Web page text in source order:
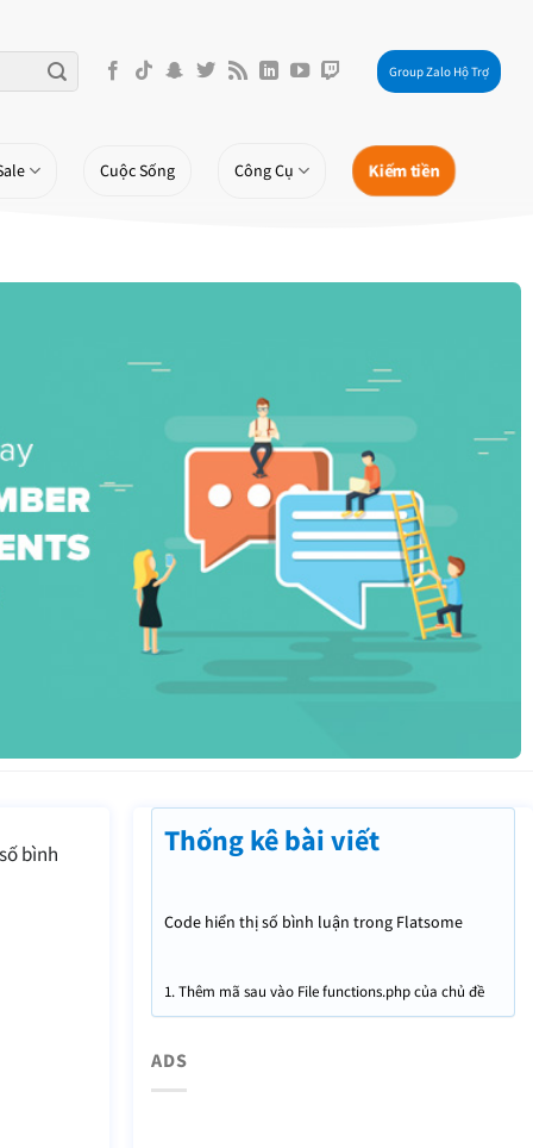
Group Zalo Hộ Trợ
Cuộc Sống Công Cụ Kiếm tiền
bình
Thống kê bài viết
Code hiển thị số bình luận trong Flatsome
1. Thêm mã sau vào File functions.php của chủ đề
của bạn
ADS